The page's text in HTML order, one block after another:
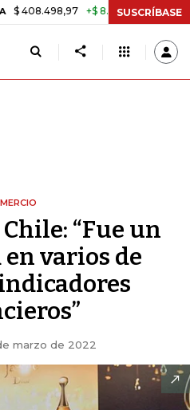
+$ 8.753,81 +2,19%
SUSCRÍBASE
“Fue un
varios de
marzo de 2022